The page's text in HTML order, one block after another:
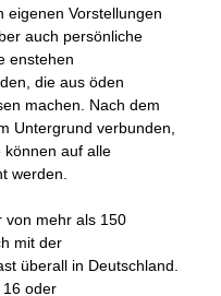
eigenen Vorstellungen
auch persönliche
enstehen
die aus öden
machen. Nach dem
Untergrund verbunden,
können auf alle
werden.
von mehr als 150
mit der
überall in Deutschland.
16 oder